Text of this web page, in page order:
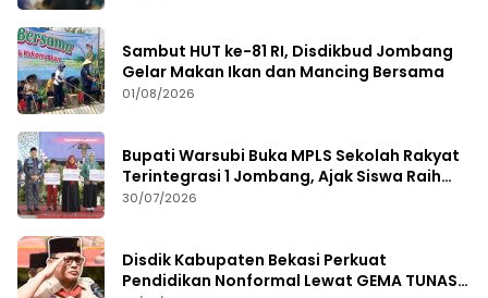
Sambut HUT ke-81 RI, Disdikbud Jombang
Gelar Makan Ikan dan Mancing Bersama
01/08/2026
Bupati Warsubi Buka MPLS Sekolah Rakyat
Terintegrasi 1 Jombang, Ajak Siswa Raih
Prestasi
30/07/2026
Disdik Kabupaten Bekasi Perkuat
Pendidikan Nonformal Lewat GEMA TUNAS